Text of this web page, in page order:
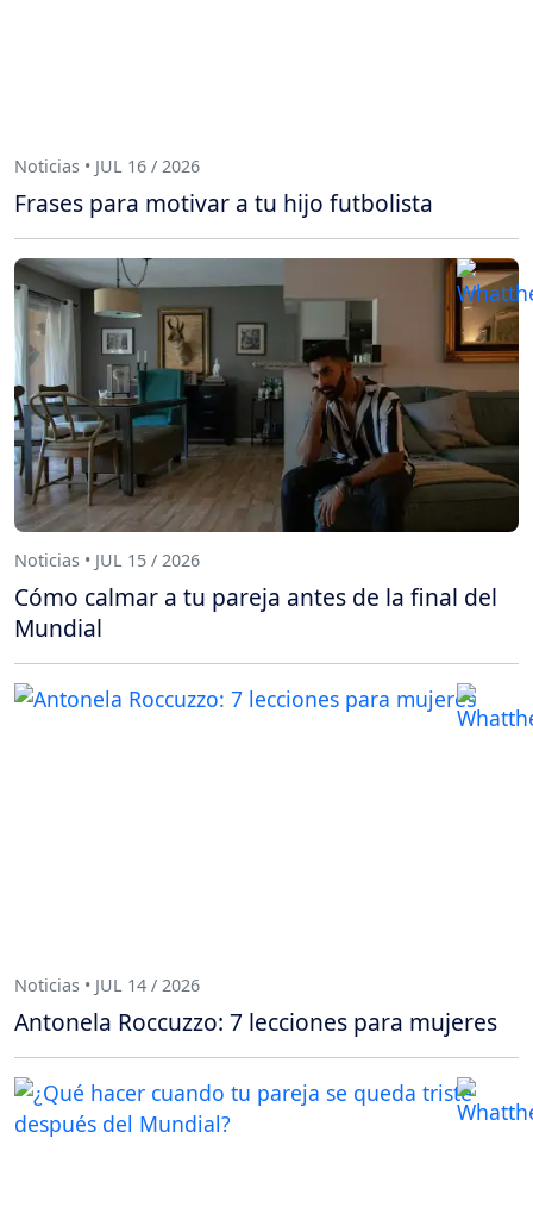
Noticias • JUL 16 / 2026
Frases para motivar a tu hijo futbolista
Noticias • JUL 15 / 2026
Cómo calmar a tu pareja antes de la final del
Mundial
Noticias • JUL 14 / 2026
Antonela Roccuzzo: 7 lecciones para mujeres